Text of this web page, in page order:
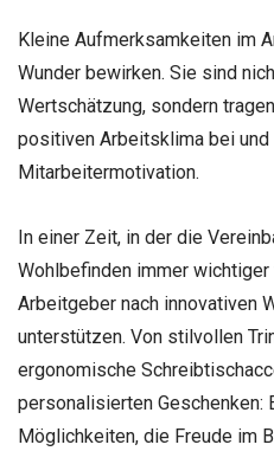
Kleine Aufmerksamkeiten im
Wunder bewirken. Sie sind
Wertschätzung, sondern
positiven Arbeitsklima bei
Mitarbeitermotivation.
In einer Zeit, in der die
Wohlbefinden immer
Arbeitgeber nach innovativen
unterstützen. Von stilvollen
ergonomische
personalisierten Geschenken:
Möglichkeiten, die Freude im